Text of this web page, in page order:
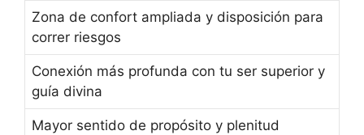
Zona de confort ampliada y disposición para
correr riesgos
Conexión más profunda con tu ser superior y
guía divina
Mayor sentido de propósito y plenitud